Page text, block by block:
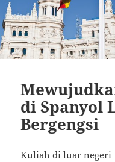
di Spanyol
Bergengsi
Kuliah di luar negeri